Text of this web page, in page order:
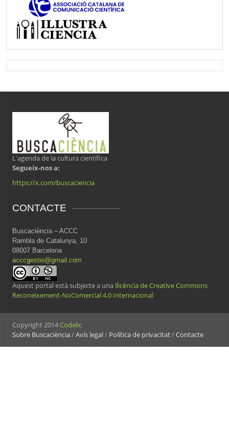
L'agenda de la cultura científica
Segueix-nos a:
https://x.com/buscaciencia
CONTACTE
Buscaciència – ACCC
Rambla de Catalunya, 10
08007 Barcelona
acccgestio@gmail.com
Aquest portal està subjecte a una llicència de Creative Commons
Reconeixement-NoComercial 4.0 Internacional
Copyright 2014Codelic
Sobre Buscaciència/Avís legal/ Política de privacitat/Contacte